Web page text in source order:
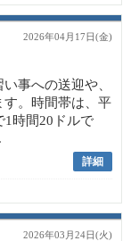
2026年04月17日(金)
事への送迎や、
す。時間帯は、平
1時間20ドルで
詳細
2026年03月24日(火)